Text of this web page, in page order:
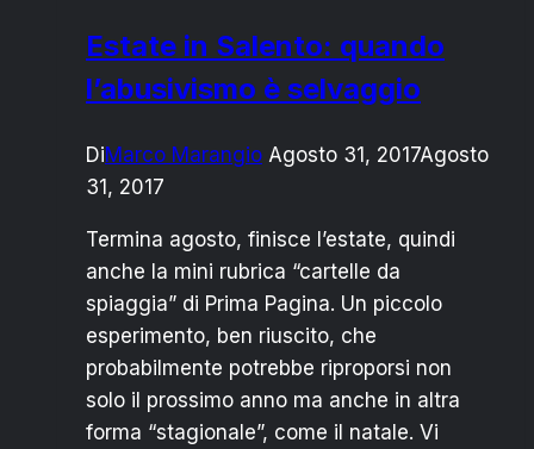
Estate in Salento: quando
l’abusivismo è selvaggio
DiMarco Marangio Agosto 31, 2017Agosto
31, 2017
Termina agosto, finisce l’estate, quindi
anche la mini rubrica “cartelle da
spiaggia” di Prima Pagina. Un piccolo
esperimento, ben riuscito, che
probabilmente potrebbe riproporsi non
solo il prossimo anno ma anche in altra
forma “stagionale”, come il natale. Vi